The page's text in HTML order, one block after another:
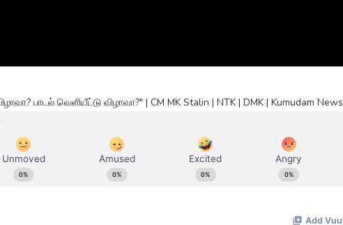
பாடல் வெளியீட்டு விழாவா?" | CM MK Stalin | NTK | DMK | Kumudam News